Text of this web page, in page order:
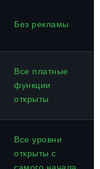
Без рекламы
Все платные
функции
открыты
Все уровни
открыты с